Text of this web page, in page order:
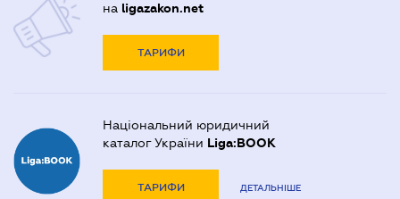
на ligazakon.net
ТАРИФИ
Національний юридичний
каталог України Liga:BOOK
ТАРИФИ ДЕТАЛЬНІШЕ